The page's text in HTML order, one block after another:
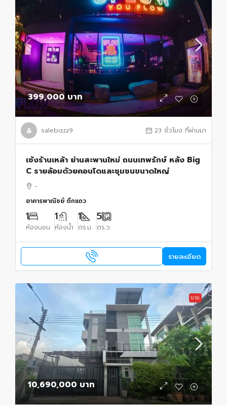
399,000 บาท
salebizzz9 23 ชั่วโมง ที่ผ่านมา
เซ้งร้านเหล้า ย่านสะพานใหม่ ถนนเทพรักษ์ หลัง Big
C รายล้อมด้วยคอนโดและชุมชนขนาดใหญ่
-
อาคารพาณิชย์ ตึกแถว
1
ห้องนอน
1
ห้องน้ำ
1
ตร.ม.
5
ตร.ว.
รายละเอียด
ขาย
10,690,000 บาท